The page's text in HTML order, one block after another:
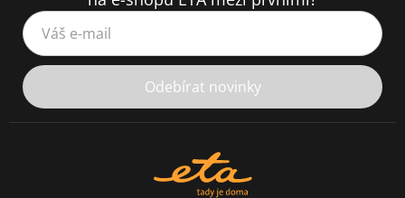
Váš e-mail
Odebírat novinky